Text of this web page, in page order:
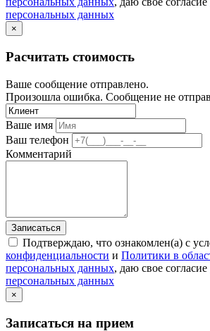
персональных данных
×
Расчитать стоимость
Ваше сообщение отправлено.
Произошла ошибка. Сообщение не
Ваше имя
Ваш телефон
Комментарий
Записаться
Подтверждаю, что ознакомлен(а) с
конфиденциальности и Политики в
персональных данных, даю свое согласие
персональных данных
×
Записаться на прием